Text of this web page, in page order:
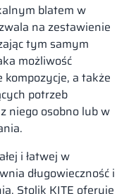
blatem w
na zestawienie
tym samym
możliwość
a także
potrzeb
niego osobno lub w
i łatwej w
długowieczność i
Stolik KITE oferuje